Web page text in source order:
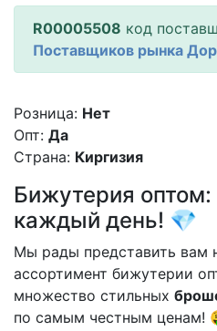
R00005508 код
Поставщиков рынка
Розница: Нет
Опт: Да
Страна: Киргизия
Бижутерия оптом:
каждый день! 💎
Мы рады представить вам
ассортимент бижутерии
множество стильных
по самым честным ценам!